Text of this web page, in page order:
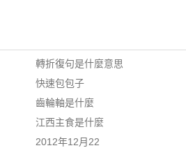
轉折復句是什麼意思
快速包包子
齒輪軸是什麼
江西主食是什麼
2012年12月22